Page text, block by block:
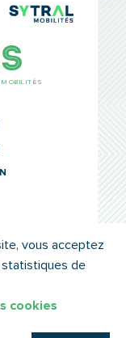
LÉGALES
vous acceptez
statistiques de
cookies